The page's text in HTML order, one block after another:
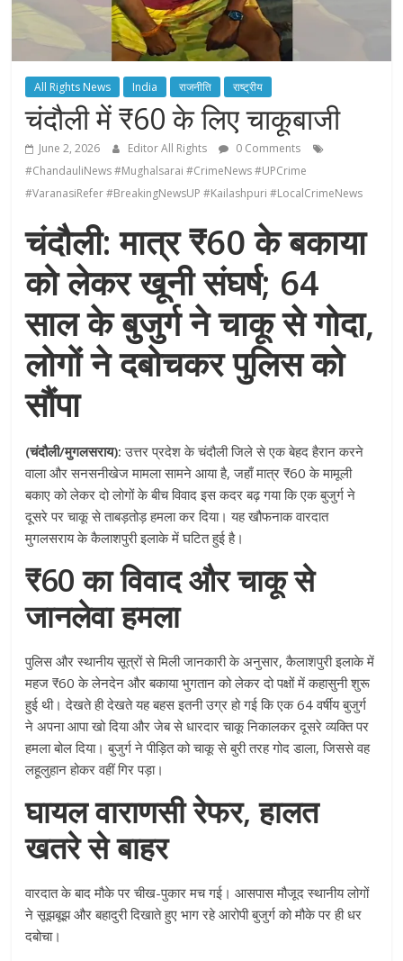
All Rights News India राजनीति राष्ट्रीय
चंदौली में ₹60 के लिए चाकूबाजी
June 2, 2026 Editor All Rights
0 Comments
#ChandauliNews #Mughalsarai #CrimeNews #UPCrime
#VaranasiRefer #BreakingNewsUP #Kailashpuri #LocalCrimeNews
चंदौली: मात्र ₹60 के बकाया
को लेकर खूनी संघर्ष; 64
साल के बुजुर्ग ने चाकू से गोदा,
लोगों ने दबोचकर पुलिस को
सौंपा
(चंदौली/मुगलसराय): उत्तर प्रदेश के चंदौली जिले से एक बेहद हैरान करने
वाला और सनसनीखेज मामला सामने आया है, जहाँ मात्र ₹60 के मामूली
बकाए को लेकर दो लोगों के बीच विवाद इस कदर बढ़ गया कि एक बुजुर्ग ने
दूसरे पर चाकू से ताबड़तोड़ हमला कर दिया। यह खौफनाक वारदात
मुगलसराय के कैलाशपुरी इलाके में घटित हुई है।
₹60 का विवाद और चाकू से
जानलेवा हमला
पुलिस और स्थानीय सूत्रों से मिली जानकारी के अनुसार, कैलाशपुरी इलाके में
महज ₹60 के लेनदेन और बकाया भुगतान को लेकर दो पक्षों में कहासुनी शुरू
हुई थी। देखते ही देखते यह बहस इतनी उग्र हो गई कि एक 64 वर्षीय बुजुर्ग
ने अपना आपा खो दिया और जेब से धारदार चाकू निकालकर दूसरे व्यक्ति पर
हमला बोल दिया। बुजुर्ग ने पीड़ित को चाकू से बुरी तरह गोद डाला, जिससे वह
लहूलुहान होकर वहीं गिर पड़ा।
घायल वाराणसी रेफर, हालत
खतरे से बाहर
वारदात के बाद मौके पर चीख-पुकार मच गई। आसपास मौजूद स्थानीय लोगों
ने सूझबूझ और बहादुरी दिखाते हुए भाग रहे आरोपी बुजुर्ग को मौके पर ही धर
दबोचा।